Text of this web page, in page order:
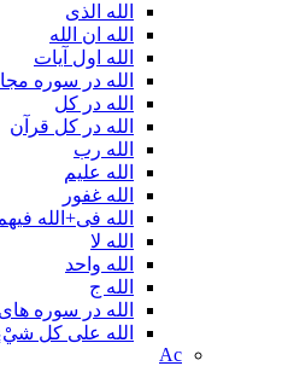
الله الذی
الله ان الله
الله اول آیات
الله در سوره
الله در کل
الله در کل قرآن
الله رب
الله علیم
الله غفور
الله فی+الله
الله لا
الله واحد
الله ج
الله در سوره های
الله علی کل
Ac